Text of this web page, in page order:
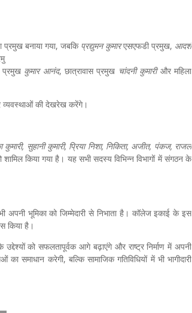
प्रमुख बनाया गया, जबकि प्रद्युमनकुमारएसएफडी प्रमुख, आदर्श
प्रमुख कुमार आनंद, छात्रावास प्रमुख चांदनी कुमारीऔर महिला
व्यवस्थाओं की देखरेख करेंगे।
कुमारी, सुहानी कुमारी, प्रिया निशा, निकिता, अजीत, पंकज, राजल
किया गया है। यह सभी सदस्य विभिन्न विभागों में संगठन के
अपनी भूमिका को जिम्मेदारी से निभाता है। कॉलेज इकाई के इस
किया है।
को सफलतापूर्वक आगे बढ़ाएंगे और राष्ट्र निर्माण में अपनी
करेगी, बल्कि सामाजिक गतिविधियों में भी भागीदारी
बालू लदे तीन ट्रैक्टर जप्त, पुलिस की सख्त कार्रवाई